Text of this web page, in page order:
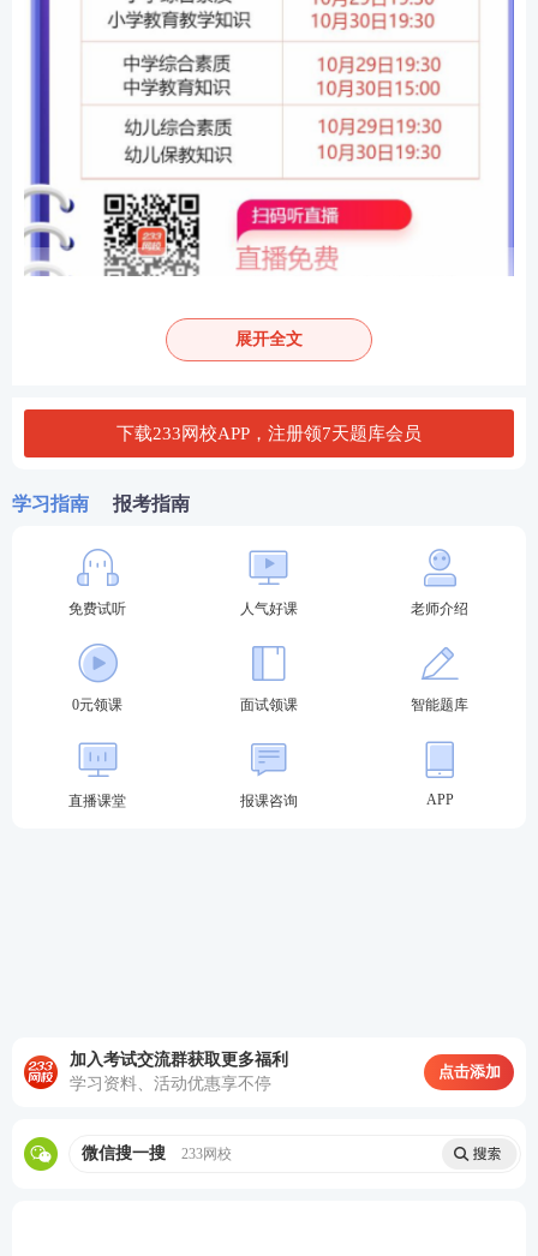
还原面试情景现场，助你一举攻下“结构化面试+试讲
展开全文
下载233网校APP，注册领7天题库会员
学习指南 报考指南
免费试听 人气好课 老师介绍
0元领课 面试领课 智能题库
直播课堂 报课咨询 APP
加入考试交流群获取更多福利
学习资料、活动优惠享不停
点击添加
微信搜一搜 233网校